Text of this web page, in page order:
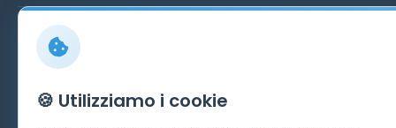
© 2026 - Distributori di GPL -
Dati forniti da
Aggiornamento quotidiano
🍪 Utilizziamo i cookie